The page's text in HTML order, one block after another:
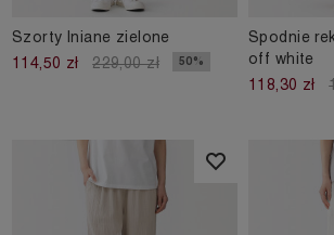
Szorty lniane zielone
114,50 zł
229,00 zł 50%
Spodnie
off white
118,30 zł